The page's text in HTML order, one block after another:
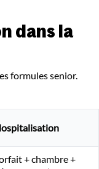
dans la
formules senior.
+ chambre +